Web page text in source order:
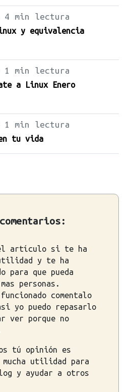
4 min lectura
y equivalencia
1 min lectura
a Linux Enero
1 min lectura
tu vida
el artículo si te ha
y te ha
para que pueda
personas.
comentalo
yo puedo repasarlo
ver porque no
tú opinión es
utilidad para
y ayudar a otros